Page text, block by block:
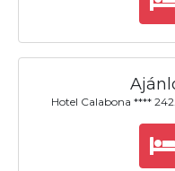
Hotel Calabona ****